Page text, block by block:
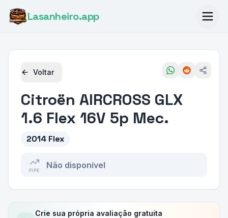
Lasanheiro.app
Voltar
Citroën AIRCROSS GLX
1.6 Flex 16V 5p Mec.
2014 Flex
FIPE
Não disponível
Crie sua própria avaliação gratuita